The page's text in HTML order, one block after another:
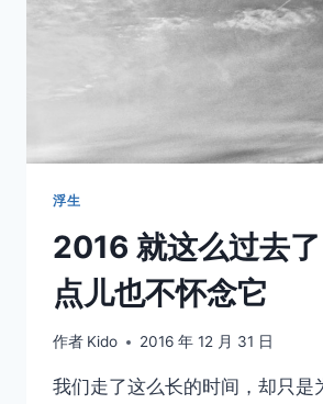
就
有
己
浮生
2016 就这么过去
点儿也不怀念它
作者 Kido 2016 年 12 月 31 日
我们走了这么长的时间，却只是